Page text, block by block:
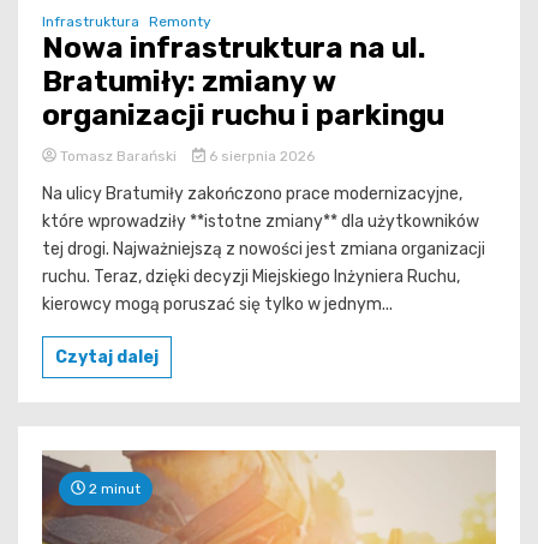
Infrastruktura Remonty
Nowa infrastruktura na ul.
Bratumiły: zmiany w
organizacji ruchu i parkingu
Tomasz Barański 6 sierpnia 2026
Na ulicy Bratumiły zakończono prace modernizacyjne,
które wprowadziły **istotne zmiany** dla użytkowników
tej drogi. Najważniejszą z nowości jest zmiana organizacji
ruchu. Teraz, dzięki decyzji Miejskiego Inżyniera Ruchu,
kierowcy mogą poruszać się tylko w jednym...
Czytaj dalej
2 minut